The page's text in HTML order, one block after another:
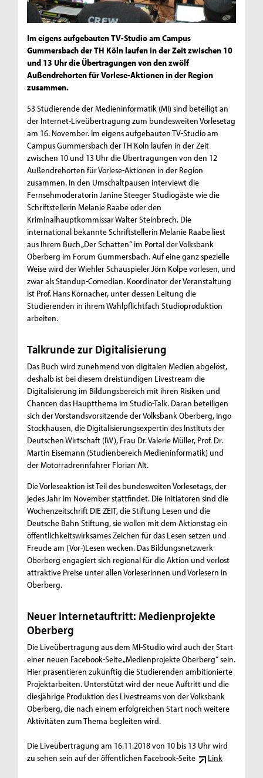
Im eigens aufgebauten TV-Studio am Campus
Gummersbach der TH Köln laufen in der Zeit zwischen 10
und 13 Uhr die Übertragungen von den zwölf
Außendrehorten für Vorlese-Aktionen in der Region
zusammen.
53 Studierende der Medieninformatik (MI) sind beteiligt an
der Internet-Liveübertragung zum bundesweiten Vorlesetag
am 16. November. Im eigens aufgebauten TV-Studio am
Campus Gummersbach der TH Köln laufen in der Zeit
zwischen 10 und 13 Uhr die Übertragungen von den 12
Außendrehorten für Vorlese-Aktionen in der Region
zusammen. In den Umschaltpausen interviewt die
Fernsehmoderatorin Janine Steeger Studiogäste wie die
Schriftstellerin Melanie Raabe oder den
Kriminalhauptkommissar Walter Steinbrech. Die
international bekannte Schriftstellerin Melanie Raabe liest
aus Ihrem Buch „Der Schatten“ im Portal der Volksbank
Oberberg im Forum Gummersbach. Auf eine ganz spezielle
Weise wird der Wiehler Schauspieler Jörn Kolpe vorlesen, und
zwar als Standup-Comedian. Koordinator der Veranstaltung
ist Prof. Hans Kornacher, unter dessen Leitung die
Studierenden in ihrem Wahlpflichtfach Studioproduktion
arbeiten.
Talkrunde zur Digitalisierung
Das Buch wird zunehmend von digitalen Medien abgelöst,
deshalb ist bei diesem dreistündigen Livestream die
Digitalisierung im Bildungsbereich mit ihren Risiken und
Chancen das Hauptthema im Studio-Talk. Daran beteiligen
sich der Vorstandsvorsitzende der Volksbank Oberberg, Ingo
Stockhausen, die Digitalisierungsexpertin des Instituts der
Deutschen Wirtschaft (IW), Frau Dr. Valerie Müller, Prof. Dr.
Martin Eisemann (Studienbereich Medieninformatik) und
der Motorradrennfahrer Florian Alt.
Die Vorleseaktion ist Teil des bundesweiten Vorlesetags, der
jedes Jahr im November stattfindet. Die Initiatoren sind die
Wochenzeitschrift DIE ZEIT, die Stiftung Lesen und die
Deutsche Bahn Stiftung, sie wollen mit dem Aktionstag ein
öffentlichkeitswirksames Zeichen für das Lesen setzen und
Freude am (Vor-)Lesen wecken. Das Bildungsnetzwerk
Oberberg engagiert sich regional für die Aktion und verlost
attraktive Preise unter allen Vorleserinnen und Vorlesern in
Oberberg.
Neuer Internetauftritt: Medienprojekte
Oberberg
Die Liveübertragung aus dem MI-Studio wird auch der Start
einer neuen Facebook-Seite „Medienprojekte Oberberg“ sein.
Hier präsentieren zukünftig die Studierenden ambitionierte
Projektarbeiten. Unterstützt wird der neue Auftritt und die
diesjährige Produktion des Livestreams von der Volksbank
Oberberg, die nach einem erfolgreichen Start noch weitere
Aktivitäten zum Thema begleiten wird.
Die Liveübertragung am 16.11.2018 von 10 bis 13 Uhr wird
zu sehen sein auf der öffentlichen Facebook-Seite
Link